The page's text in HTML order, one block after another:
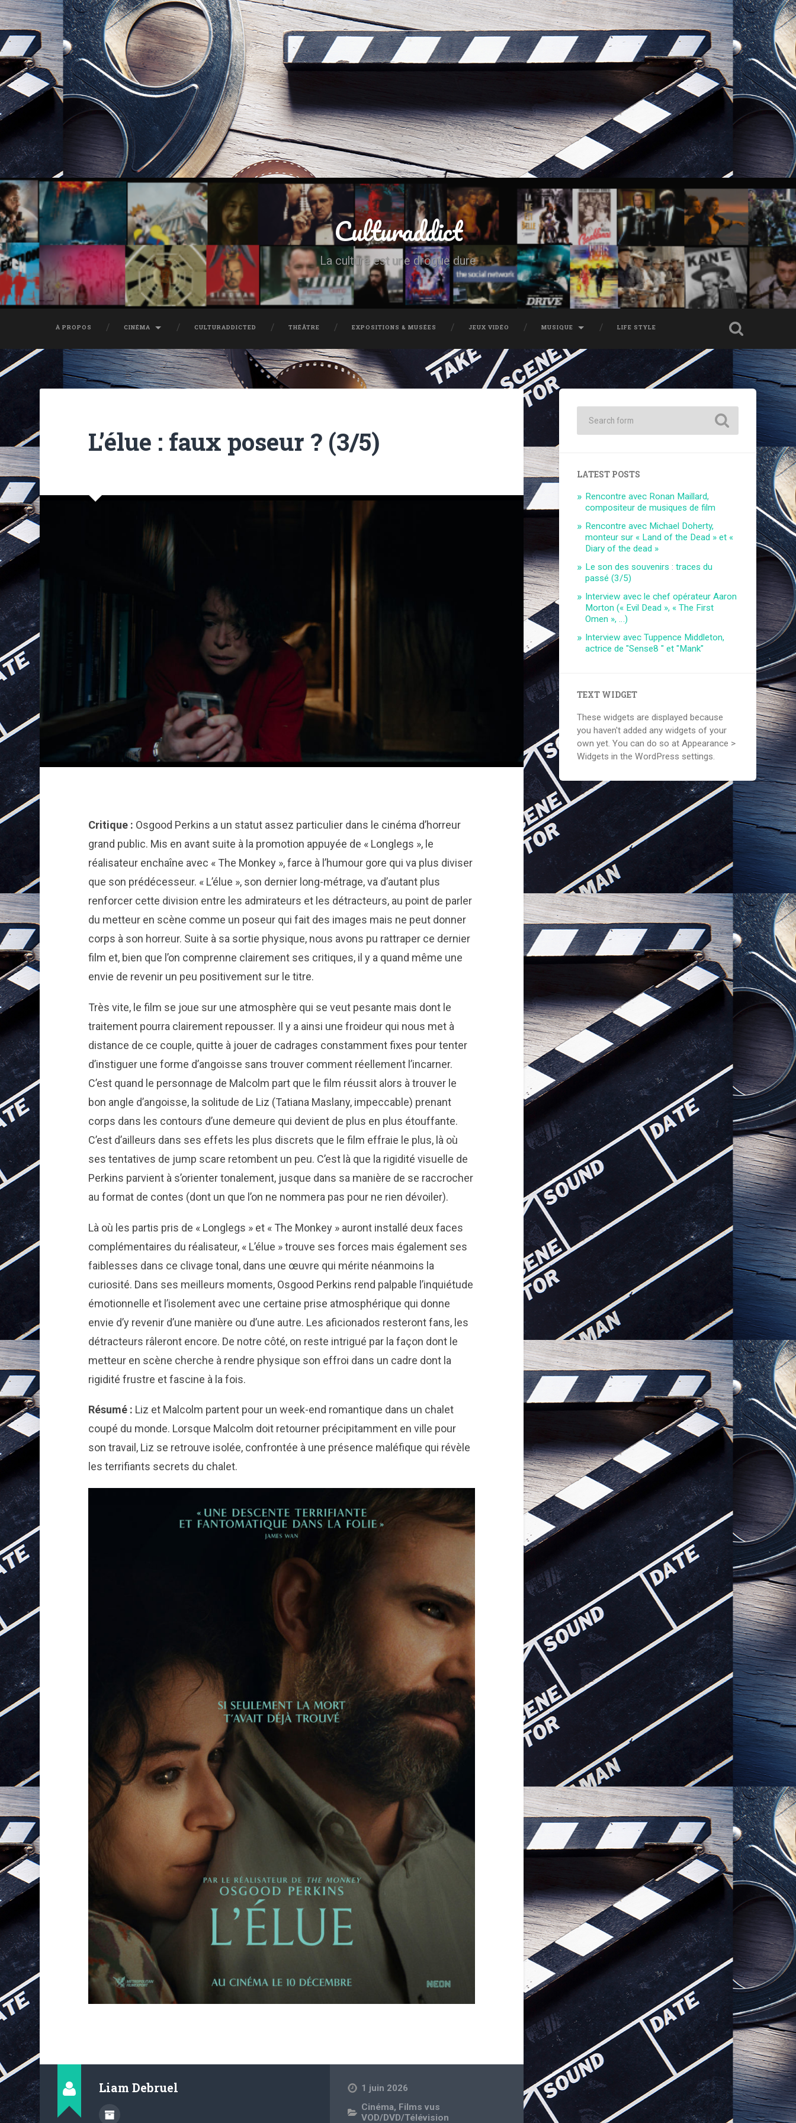
Culturaddict
La culture est une drogue dure
À PROPOS CINÉMA CULTURADDICTED THÉÂTRE EXPOSITIONS & MUSÉES JEUX VIDÉO MUSIQUE LIFE STYLE
L’élue : faux poseur ? (3/5)
Critique : Osgood Perkins a un statut assez particulier dans le cinéma d’horreur
grand public. Mis en avant suite à la promotion appuyée de « Longlegs », le
réalisateur enchaîne avec « The Monkey », farce à l’humour gore qui va plus diviser
que son prédécesseur. « L’élue », son dernier long-métrage, va d’autant plus
renforcer cette division entre les admirateurs et les détracteurs, au point de parler
du metteur en scène comme un poseur qui fait des images mais ne peut donner
corps à son horreur. Suite à sa sortie physique, nous avons pu rattraper ce dernier
film et, bien que l’on comprenne clairement ses critiques, il y a quand même une
envie de revenir un peu positivement sur le titre.
Très vite, le film se joue sur une atmosphère qui se veut pesante mais dont le
traitement pourra clairement repousser. Il y a ainsi une froideur qui nous met à
distance de ce couple, quitte à jouer de cadrages constamment fixes pour tenter
d’instiguer une forme d’angoisse sans trouver comment réellement l’incarner.
C’est quand le personnage de Malcolm part que le film réussit alors à trouver le
bon angle d’angoisse, la solitude de Liz (Tatiana Maslany, impeccable) prenant
corps dans les contours d’une demeure qui devient de plus en plus étouffante.
C’est d’ailleurs dans ses effets les plus discrets que le film effraie le plus, là où
ses tentatives de jump scare retombent un peu. C’est là que la rigidité visuelle de
Perkins parvient à s’orienter tonalement, jusque dans sa manière de se raccrocher
au format de contes (dont un que l’on ne nommera pas pour ne rien dévoiler).
Là où les partis pris de « Longlegs » et « The Monkey » auront installé deux faces
complémentaires du réalisateur, « L’élue » trouve ses forces mais également ses
faiblesses dans ce clivage tonal, dans une œuvre qui mérite néanmoins la
curiosité. Dans ses meilleurs moments, Osgood Perkins rend palpable l’inquiétude
émotionnelle et l’isolement avec une certaine prise atmosphérique qui donne
envie d’y revenir d’une manière ou d’une autre. Les aficionados resteront fans, les
détracteurs râleront encore. De notre côté, on reste intrigué par la façon dont le
metteur en scène cherche à rendre physique son effroi dans un cadre dont la
rigidité frustre et fascine à la fois.
Résumé : Liz et Malcolm partent pour un week-end romantique dans un chalet
coupé du monde. Lorsque Malcolm doit retourner précipitamment en ville pour
son travail, Liz se retrouve isolée, confrontée à une présence maléfique qui révèle
les terrifiants secrets du chalet.
Liam Debruel
1 juin 2026
Cinéma, Films vus
VOD/DVD/Télévision
LATEST POSTS
Rencontre avec Ronan Maillard,
compositeur de musiques de film
Rencontre avec Michael Doherty,
monteur sur « Land of the Dead » et «
Diary of the dead »
Le son des souvenirs : traces du
passé (3/5)
Interview avec le chef opérateur Aaron
Morton (« Evil Dead », « The First
Omen », …)
Interview avec Tuppence Middleton,
actrice de "Sense8 " et "Mank"
TEXT WIDGET
These widgets are displayed because
you haven't added any widgets of your
own yet. You can do so at Appearance >
Widgets in the WordPress settings.